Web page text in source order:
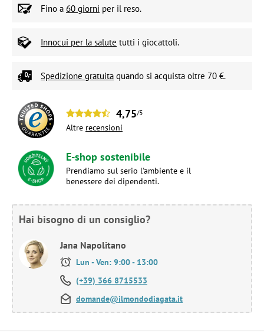
Fino a 60 giorni per il reso.
Innocui per la salute tutti i giocattoli.
Spedizione gratuita quando si acquista oltre 70 €.
4,75/5
Altre recensioni
E-shop sostenibile
Prendiamo sul serio l'ambiente e il
benessere dei dipendenti.
Hai bisogno di un consiglio?
Jana Napolitano
Lun - Ven: 9:00 - 13:00
(+39) 366 8715533
domande@ilmondodiagata.it